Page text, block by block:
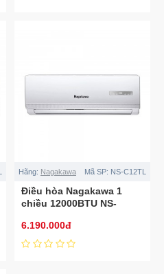
Hãng: Nagakawa Mã SP: NS-C12TL
Điều hòa Nagakawa 1
chiều 12000BTU NS-
6.190.000đ